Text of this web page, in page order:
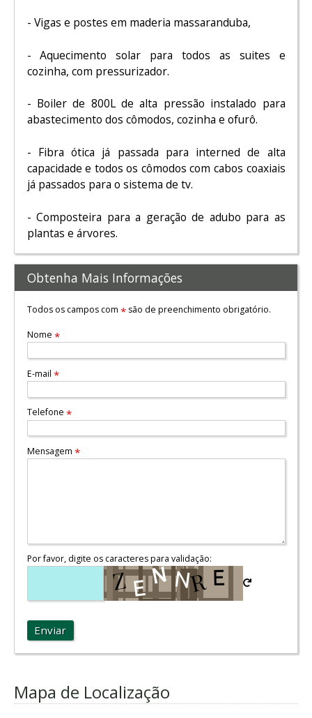
- Vigas e postes em maderia massaranduba,
- Aquecimento solar para todos as suites e
cozinha, com pressurizador.
- Boiler de 800L de alta pressão instalado para
abastecimento dos cômodos, cozinha e ofurô.
- Fibra ótica já passada para interned de alta
capacidade e todos os cômodos com cabos coaxiais
já passados para o sistema de tv.
- Composteira para a geração de adubo para as
plantas e árvores.
Obtenha Mais Informações
Todos os campos com *são de preenchimento obrigatório.
Nome *
E-mail *
Telefone *
Mensagem *
Por favor, digite os caracteres para validação:
Enviar
Mapa de Localização